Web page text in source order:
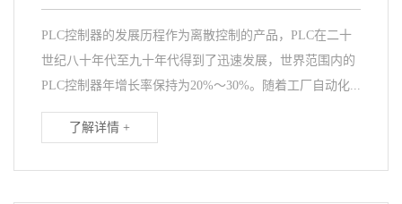
PLC控制器的发展历程作为离散控制的产品，PLC在二十
世纪八十年代至九十年代得到了迅速发展，世界范围内的
PLC控制器年增长率保持为20%～30%。随着工厂自动化...
了解详情 +